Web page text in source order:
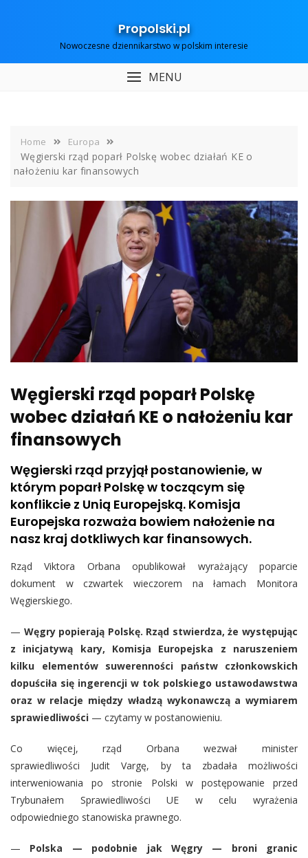
Propolski.pl
Nowoczesne dziennikarstwo w polskim interesie
MENU
Home Europa
Węgierski rząd poparł Polskę wobec działań KE o
nałożeniu kar finansowych
Węgierski rząd poparł Polskę
wobec działań KE o nałożeniu kar
finansowych
Węgierski rząd przyjął postanowienie, w
którym poparł Polskę w toczącym się
konflikcie z Unią Europejską. Komisja
Europejska rozważa bowiem nałożenie na
nasz kraj dotkliwych kar finansowych.
Rząd Viktora Orbana opublikował wyrażający poparcie
dokument w czwartek wieczorem na łamach Monitora
Węgierskiego.
— Węgry popierają Polskę. Rząd stwierdza, że występując
z inicjatywą kary, Komisja Europejska z naruszeniem
kilku elementów suwerenności państw członkowskich
dopuściła się ingerencji w tok polskiego ustawodawstwa
oraz w relacje między władzą wykonawczą a wymiarem
sprawiedliwości — czytamy w postanowieniu.
Co więcej, rząd Orbana wezwał minister
sprawiedliwości Judit Vargę, by ta zbadała możliwości
interweniowania po stronie Polski w postępowanie przed
Trybunałem Sprawiedliwości UE w celu wyrażenia
odpowiedniego stanowiska prawnego.
— Polska — podobnie jak Węgry — broni granic